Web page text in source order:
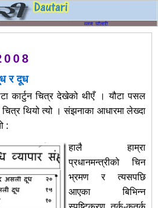
र दूध
कार्टुन चित्र देखेको थीएँ । यौटा पसल
चित्र थियो त्यो । संझनाका आधारमा लेख्दा
:
हालै हाम्रा
प्रधानमन्त्रीको चिन
भ्रमण र त्यसपछि
आएका बिभिन्न